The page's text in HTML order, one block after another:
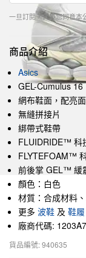
一旦訂閱，代表您同意本
商品介紹
Asics
GEL-Cumulus 16
網布鞋面，配亮
無縫拼接片
綁帶式鞋帶
FLUIDRIDE™ 科
FLYTEFOAM™
前後掌 GEL™ 緩
顏色：白色
材質：合成材料
更多 波鞋 及 鞋履
廠商代碼:
貨品編號: 940635